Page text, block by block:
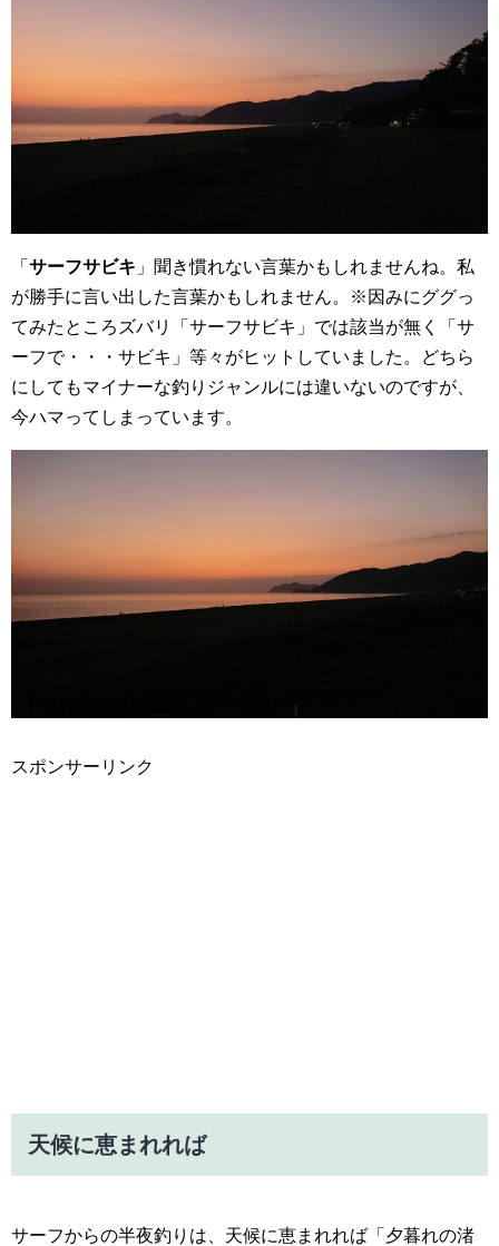
「 サーフサビキ 」聞き慣れない言葉かもしれませんね。私
が勝手に言い出した言葉かもしれません。※因みにググっ
てみたところズバリ「サーフサビキ」では該当が無く「サ
ーフで・・・サビキ」等々がヒットしていました。どちら
にしてもマイナーな釣りジャンルには違いないのですが、
今ハマってしまっています。
スポンサーリンク
天候に恵まれれば
サーフからの半夜釣りは、天候に恵まれれば「夕暮れの渚